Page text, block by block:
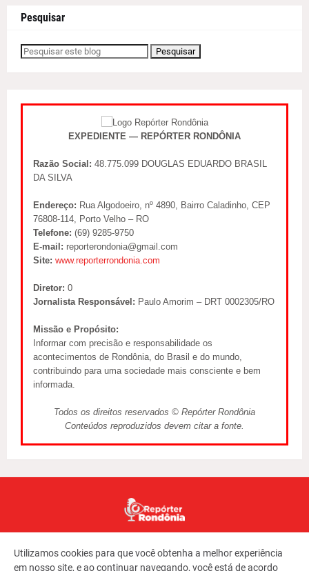
Pesquisar
EXPEDIENTE — REPÓRTER RONDÔNIA
Razão Social: 48.775.099 DOUGLAS EDUARDO BRASIL
DA SILVA
Endereço: Rua Algodoeiro, nº 4890, Bairro Caladinho, CEP
76808-114, Porto Velho – RO
Telefone: (69) 9285-9750
E-mail: reporterondonia@gmail.com
Site: www.reporterrondonia.com
Diretor: 0
Jornalista Responsável: Paulo Amorim – DRT 0002305/RO
Missão e Propósito:
Informar com precisão e responsabilidade os
acontecimentos de Rondônia, do Brasil e do mundo,
contribuindo para uma sociedade mais consciente e bem
informada.
Todos os direitos reservados © Repórter Rondônia
Conteúdos reproduzidos devem citar a fonte.
Utilizamos cookies para que você obtenha a melhor experiência
em nosso site, e ao continuar navegando, você está de acordo